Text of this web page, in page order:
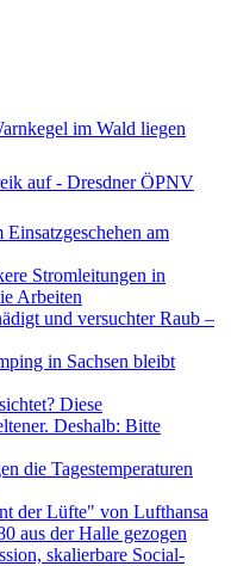
im Wald liegen
auf - Dresdner ÖPNV
am
Stromleitungen in
Arbeiten
und versuchter Raub –
in Sachsen bleibt
Diese
Deshalb: Bitte
die Tagestemperaturen
der Lüfte" von Lufthansa
aus der Halle gezogen
skalierbare Social-